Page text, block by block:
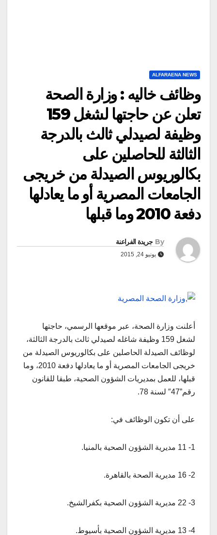
ALFARAENA NEWS
وظائف خاليه : وزارة الصحة
تعلن عن حاجتها لشغل 159
وظيفة لصيدلي ثالث بالدرجة
الثالثة للحاصلين على
بكالوريوس الصيدلة من خريجى
الجامعات المصرية أو ما يعادلها
دفعة 2010 وما قبلها
By جريدة الفراعنة
يونيو 24, 2015
أعلنت وزارة الصحة، عبر موقعها الرسمي، حاجتها
لشغل 159 وظيفة شاغله لصيدلي ثالث بالدرجة الثالثة،
لوظائف الصيدلة الحاصلين على بكالوريوس الصيدلة من
خريجى الجامعات المصرية أو ما يعادلها دفعة 2010، وما
قبلها، للعمل بمديريات الشؤون الصحية، طبقا للقانون
رقم”47″ لسنة 78.
على أن تكون الوظائف في:
1- 11 مديرية الشؤون الصحية بالمنيا.
2- 16 مديرية الصحة بالقاهرة.
3- 22 مديرية الشؤون الصحية بكفرالشيخ.
4- 13 مديرية الشؤون الصحية بأسيوط.